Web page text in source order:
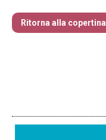
Ritorna alla copertina